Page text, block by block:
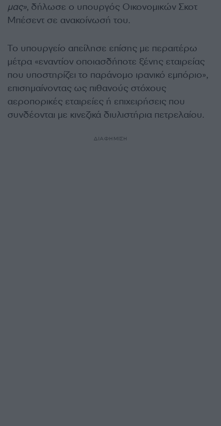
μας», δήλωσε ο υπουργός Οικονομικών Σκοτ
Μπέσεντ σε ανακοίνωσή του.
Το υπουργείο απείλησε επίσης με περαιτέρω
μέτρα «εναντίον οποιασδήποτε ξένης εταιρείας
που υποστηρίζει το παράνομο ιρανικό εμπόριο»,
επισημαίνοντας ως πιθανούς στόχους
αεροπορικές εταιρείες ή επιχειρήσεις που
συνδέονται με κινεζικά διυλιστήρια πετρελαίου.
ΔΙΑΦΗΜΙΣΗ